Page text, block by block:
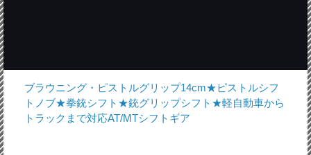
ブラウニング・ピストルグリップ14cm★ピストルシフ
トノブ★拳銃シフト★銃グリップシフト★軽自動車から
トラックまで対応AT/MTシフトギア